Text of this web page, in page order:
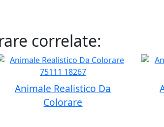
correlate:
Animale Realistico Da
Colorare